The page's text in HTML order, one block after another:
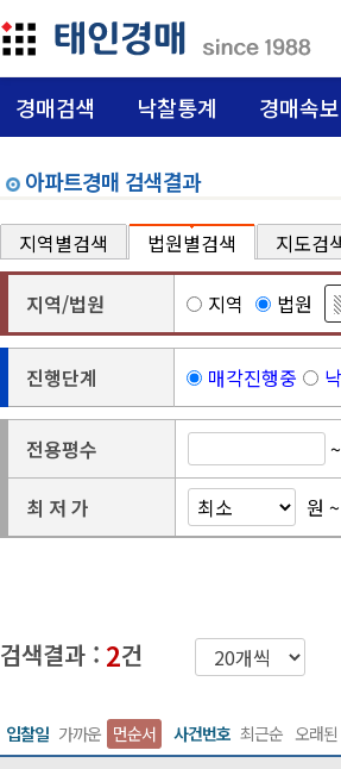
경매검색 낙찰통계 경매속보
아파트경매 검색결과
지역별검색 법원별검색 지도검
지역/법원 지역 법원
진행단계 매각진행중
전용평수 ~
최 저 가 원 ~
검색결과 : 2건
입찰일 가까운 먼순서 사건번호 최근순 오래된